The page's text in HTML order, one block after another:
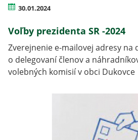
30.01.2024
Voľby prezidenta SR -2024
Zverejnenie e-mailovej adresy na
o delegovaní členov a
volebných komisií v obci Dukovce